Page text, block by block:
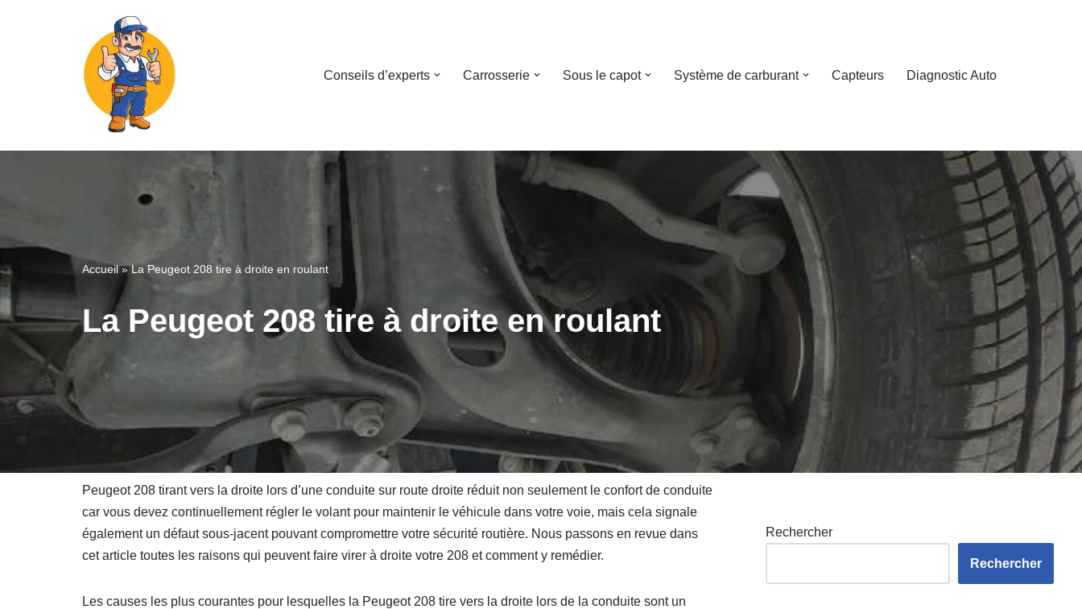
Conseils d’experts Carrosserie Sous le capot Système de carburant Capteurs Diagnostic Auto
Accueil»La Peugeot 208 tire à droite en roulant
La Peugeot 208 tire à droite en roulant
Peugeot 208 tirant vers la droite lors d’une conduite sur route droite réduit non seulement le confort de conduite
car vous devez continuellement régler le volant pour maintenir le véhicule dans votre voie, mais cela signale
également un défaut sous-jacent pouvant compromettre votre sécurité routière. Nous passons en revue dans
cet article toutes les raisons qui peuvent faire virer à droite votre 208 et comment y remédier.
Les causes les plus courantes pour lesquelles la Peugeot 208 tire vers la droite lors de la conduite sont un
Rechercher
Rechercher